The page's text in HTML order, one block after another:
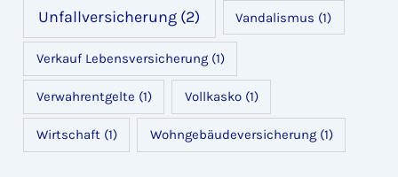
Unfallversicherung (2) Vandalismus (1)
Verkauf Lebensversicherung(1)
Verwahrentgelte (1) Vollkasko(1)
Wirtschaft(1) Wohngebäudeversicherung(1)